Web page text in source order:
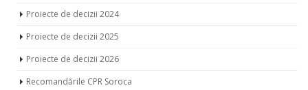
Proiecte de decizii 2024
Proiecte de decizii 2025
Proiecte de decizii 2026
Recomandările CPR Soroca